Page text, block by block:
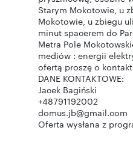
Starym Mokotowie, u
Mokotowie, u zbiegu
minut spacerem do
Metra Pole
mediów : energii
ofertą proszę o
DANE KONTAKTOWE:
Jacek Bagiński
+48791192002
domus.jb@gmail.com
Oferta wysłana z